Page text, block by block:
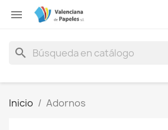

search
Inicio Adornos